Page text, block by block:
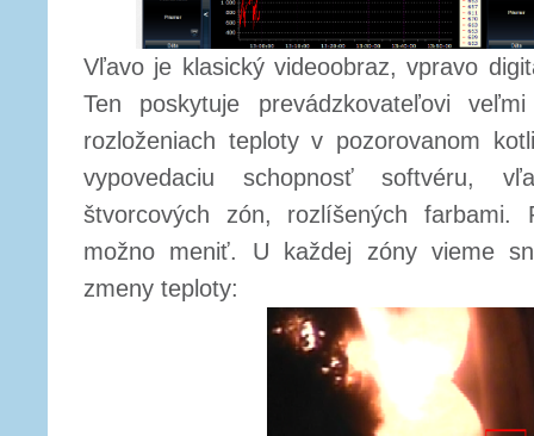
Vľavo je klasický videoobraz, vpravo
Ten poskytuje prevádzkovateľovi
rozloženiach teploty v pozorovanom
vypovedaciu schopnosť softvéru,
štvorcových zón, rozlíšených
možno meniť. U každej zóny vieme
zmeny teploty: